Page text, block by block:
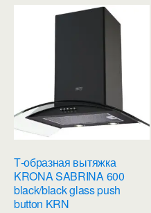
Т-образная вытяжка
KRONA SABRINA 600
black/black glass push
button KRN